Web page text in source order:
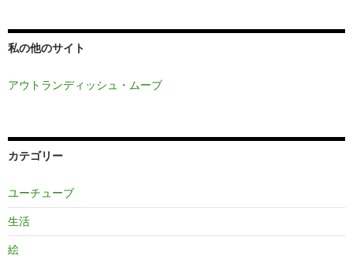
私の他のサイト
アウトランディッシュ・ムーブ
カテゴリー
ユーチューブ
生活
絵